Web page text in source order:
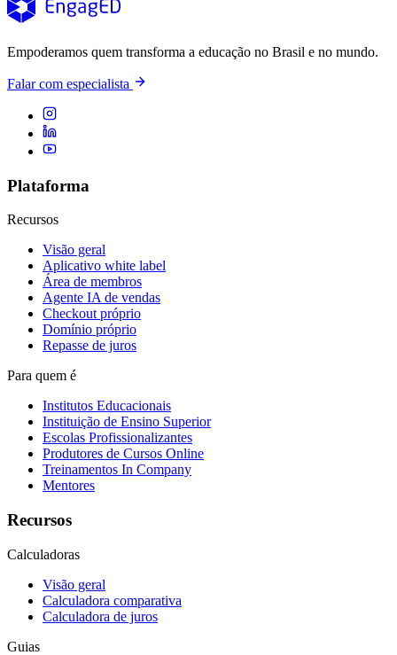
Empoderamos quem transforma a educação no Brasil e no mundo.
Falar com especialista
Plataforma
Recursos
Visão geral
Aplicativo white label
Área de membros
Agente IA de vendas
Checkout próprio
Domínio próprio
Repasse de juros
Para quem é
Institutos Educacionais
Instituição de Ensino Superior
Escolas Profissionalizantes
Produtores de Cursos Online
Treinamentos In Company
Mentores
Recursos
Calculadoras
Visão geral
Calculadora comparativa
Calculadora de juros
Guias